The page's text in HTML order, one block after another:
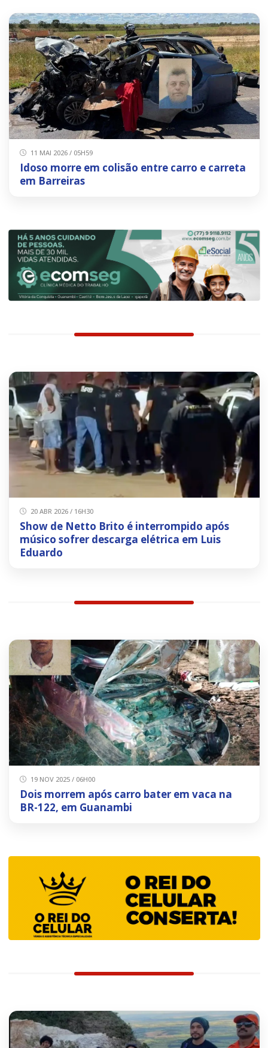
11 MAI 2026 / 05H59
Idoso morre em colisão entre carro e carreta
em Barreiras
20 ABR 2026 / 16H30
Show de Netto Brito é interrompido após
músico sofrer descarga elétrica em Luis
Eduardo
19 NOV 2025 / 06H00
Dois morrem após carro bater em vaca na
BR-122, em Guanambi